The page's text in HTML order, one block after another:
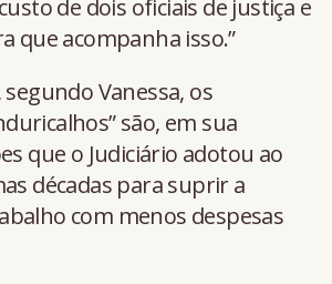
de dois oficiais de justiça e
que acompanha isso.”
segundo Vanessa, os
são, em sua
que o Judiciário adotou ao
décadas para suprir a
com menos despesas